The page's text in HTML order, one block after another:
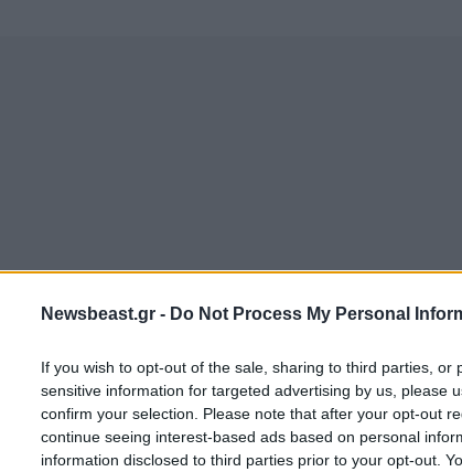
Newsbeast.gr - Do Not Process My Personal
If you wish to opt-out of the sale, sharing to third parties, or
sensitive information for targeted advertising by us, please
confirm your selection. Please note that after your opt-out
continue seeing interest-based ads based on personal
information disclosed to third parties prior to your opt-out.